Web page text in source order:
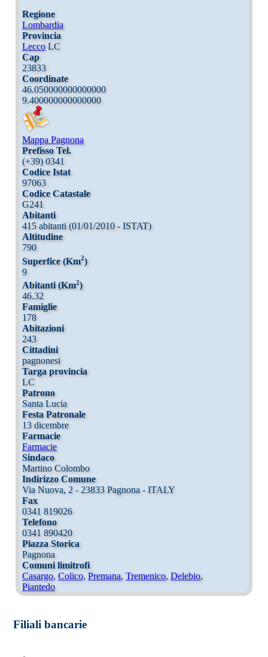
Regione
Lombardia
Provincia
LeccoLC
Cap
23833
Coordinate
46.050000000000000
9.400000000000000
Mappa Pagnona
Prefisso Tel.
(+39) 0341
Codice Istat
97063
Codice Catastale
G241
Abitanti
415 abitanti (01/01/2010 - ISTAT)
Altitudine
790
Superfice (Km2)
9
Abitanti (Km2)
46.32
Famiglie
178
Abitazioni
243
Cittadini
pagnonesi
Targa provincia
LC
Patrono
Santa Lucia
Festa Patronale
13 dicembre
Farmacie
Farmacie
Sindaco
Martino Colombo
Indirizzo Comune
Via Nuova, 2 - 23833 Pagnona - ITALY
Fax
0341 819026
Telefono
0341 890420
Piazza Storica
Pagnona
Comuni limitrofi
Casargo, Colico, Premana, Tremenico, Delebio,
Piantedo
Filiali bancarie